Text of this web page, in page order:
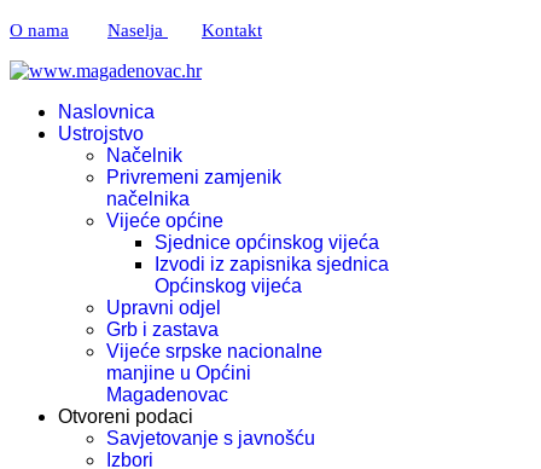
O nama Naselja Kontakt
Naslovnica
Ustrojstvo
Načelnik
Privremeni zamjenik
načelnika
Vijeće općine
Sjednice općinskog vijeća
Izvodi iz zapisnika sjednica
Općinskog vijeća
Upravni odjel
Grb i zastava
Vijeće srpske nacionalne
manjine u Općini
Magadenovac
Otvoreni podaci
Savjetovanje s javnošću
Izbori